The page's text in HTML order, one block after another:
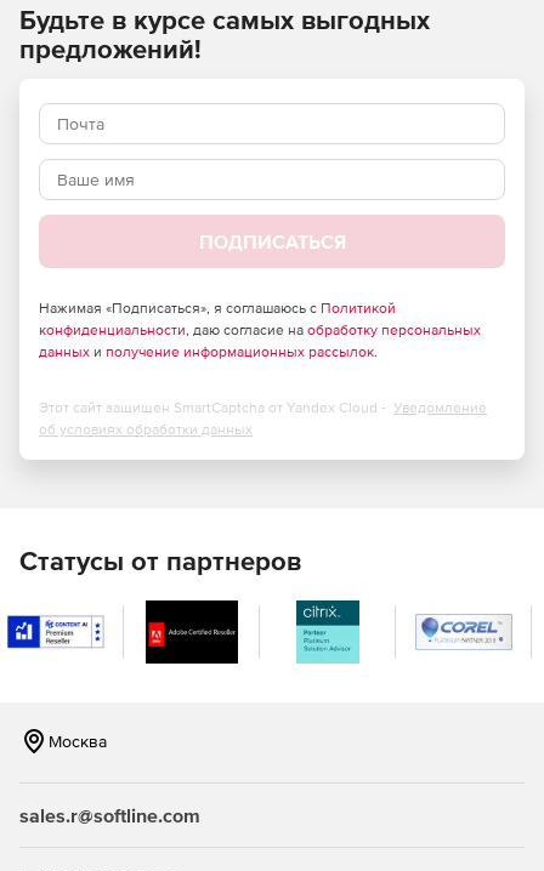
объектов, расположенных в Российской Федерации.
Будьте в курсе самых выгодных
предложений!
ПОДПИСАТЬСЯ
Нажимая «Подписаться», я соглашаюсь с Политикой
конфиденциальности, даю согласие на обработку персональных
данных и получение информационных рассылок.
Этот сайт защищен SmartCaptcha от Yandex Cloud - Уведомление
об условиях обработки данных
Статусы от партнеров
Москва
sales.r@softline.com